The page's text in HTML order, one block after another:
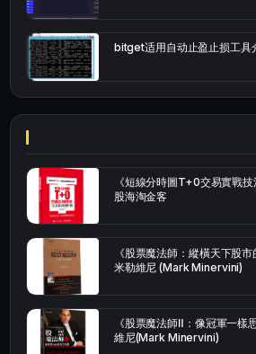
bitget适用自动止盈止损工具
《短線分時圖T+0交易實戰
股海淘金客
《股票魔法師：縱橫天下股
米勒維尼 (Mark Minervini)
《股票魔法師Ⅱ：像冠軍一樣
維尼(Mark Minervini)